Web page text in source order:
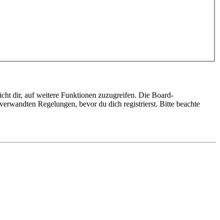
dir, auf weitere Funktionen zuzugreifen. Die Board-
Regelungen, bevor du dich registrierst. Bitte beachte